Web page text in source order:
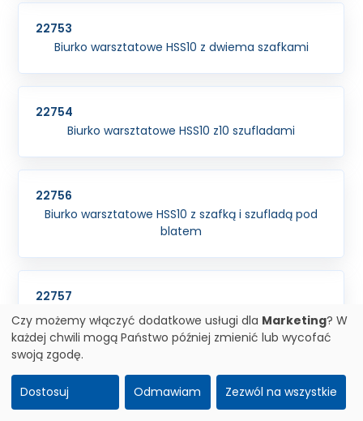
22753
Biurko warsztatowe HSS10 z dwiema szafkami
22754
Biurko warsztatowe HSS10 z10 szufladami
22756
Biurko warsztatowe HSS10 z szafką i szufladą pod
blatem
22757
Biurko warsztatowe HSS10 ze schowkiem i szufladą
pod blatem
Czy możemy włączyć dodatkowe usługi dla Marketing? W
każdej chwili mogą Państwo później zmienić lub wycofać
swoją zgodę.
Dostosuj Odmawiam Zezwól na wszystkie